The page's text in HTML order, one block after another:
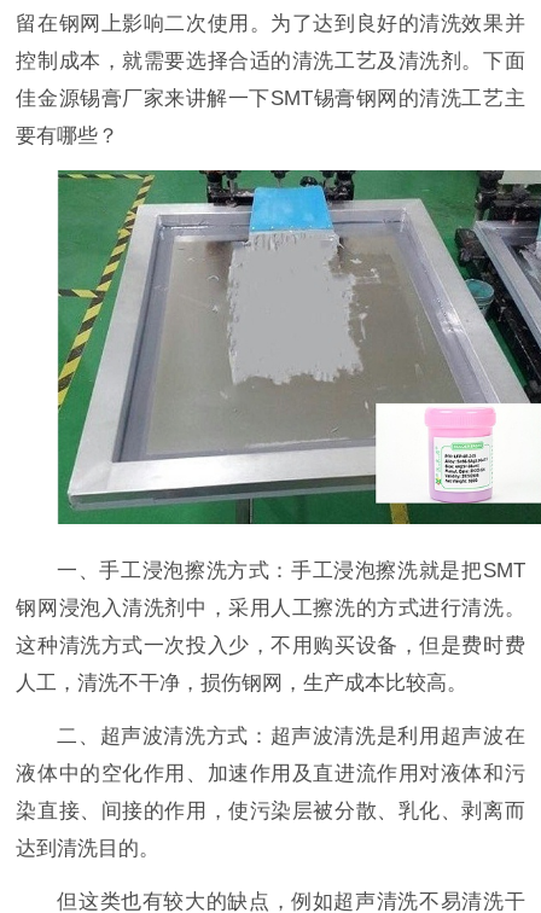
留在钢网上影响二次使用。为了达到良好的清洗效果并
控制成本，就需要选择合适的清洗工艺及清洗剂。下面
佳金源锡膏厂家来讲解一下SMT锡膏钢网的清洗工艺主
要有哪些？
一、手工浸泡擦洗方式：手工浸泡擦洗就是把SMT
钢网浸泡入清洗剂中，采用人工擦洗的方式进行清洗。
这种清洗方式一次投入少，不用购买设备，但是费时费
人工，清洗不干净，损伤钢网，生产成本比较高。
二、超声波清洗方式：超声波清洗是利用超声波在
液体中的空化作用、加速作用及直进流作用对液体和污
染直接、间接的作用，使污染层被分散、乳化、剥离而
达到清洗目的。
但这类也有较大的缺点，例如超声清洗不易清洗干